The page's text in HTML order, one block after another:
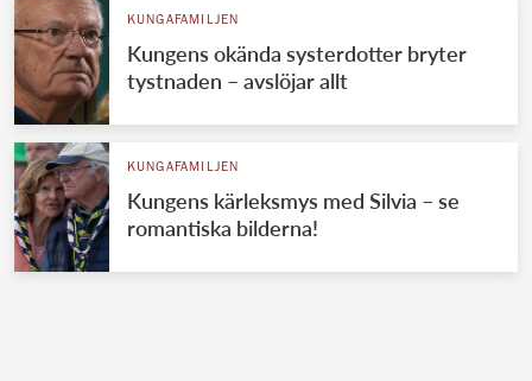
KUNGAFAMILJEN
Kungens okända systerdotter bryter
tystnaden – avslöjar allt
KUNGAFAMILJEN
Kungens kärleksmys med Silvia – se
romantiska bilderna!